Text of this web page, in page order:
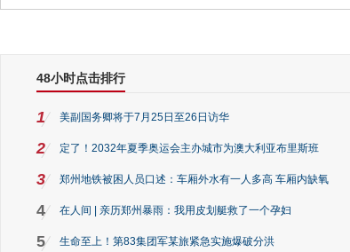
48小时点击排行
1 美副国务卿将于7月25日至26日访华
2 定了！2032年夏季奥运会主办城市为澳大利亚布里斯班
3 郑州地铁被困人员口述：车厢外水有一人多高 车厢内缺氧
4 在人间 | 亲历郑州暴雨：我用皮划艇救了一个孕妇
5 生命至上！第83集团军某旅紧急实施爆破分洪